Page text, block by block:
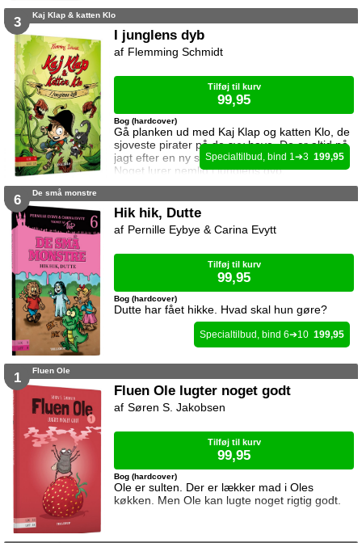
3 Kaj Klap & katten Klo
I junglens dyb
Gå planken ud med Kaj Klap og katten Klo, de
sjoveste pirater på de syv have. De er altid på
jagt efter en ny skat, men det kan være farligt.
Noget lurer nemlig i junglens dyb.
Bog (hardcover)
Flemming Schmidt
Tilføj til kurv
99,95
1 3 199,95
6 De små monstre
Hik hik, Dutte
Dutte har fået hikke. Hvad skal hun gøre?
Bog (hardcover)
Pernille Eybye & Carina Evytt
Tilføj til kurv
99,95
6 10 199,95
1 Fluen Ole
Fluen Ole lugter noget godt
Ole er sulten. Der er lækker mad i Oles
køkken. Men Ole kan lugte noget rigtig godt.
Bog (hardcover)
Søren S. Jakobsen
Tilføj til kurv
99,95